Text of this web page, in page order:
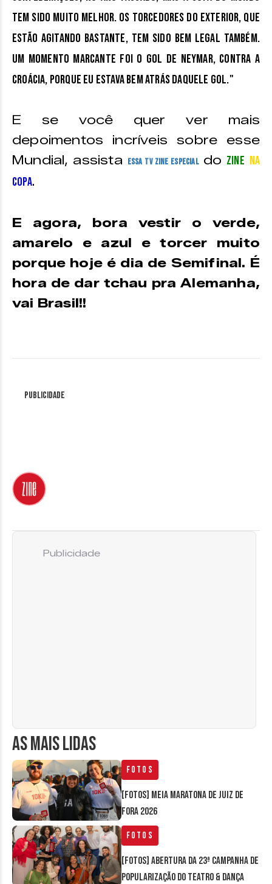
tem sido muito melhor. Os torcedores do exterior, que
estão agitando bastante, tem sido bem legal também.
Um momento marcante foi o gol de Neymar, contra a
Croácia, porque eu estava bem atrás daquele gol."
E se você quer ver mais
depoimentos incríveis sobre esse
Mundial, assista essa TV Zine especialdo Zine na
Copa.
E agora, bora vestir o verde,
amarelo e azul e torcer muito
porque hoje é dia de Semifinal. É
hora de dar tchau pra Alemanha,
vai Brasil!!
Publicidade
AS MAIS LIDAS
Fotos
[FOTOS] Meia Maratona de Juiz de
Fora 2026
Fotos
[FOTOS] Abertura da 23ª Campanha de
Popularização do Teatro & Dança
Publicidade